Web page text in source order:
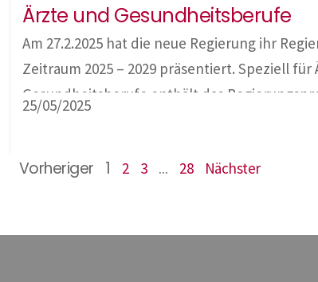
Ärzte und Gesundheitsberufe
Am 27.2.2025 hat die neue Regierung ihr
Zeitraum 2025 – 2029 präsentiert. Speziell
Gesundheitsberufe enthält das
Maßnahmen im Kapitel „Gesundheit, Pflege,
Attraktivitätssteigerung in diesen
25/05/2025
Vorheriger 1 2 3 … 28 Nächster